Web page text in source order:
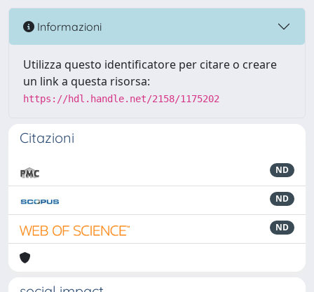
Informazioni
Utilizza questo identificatore per citare o creare
un link a questa risorsa:
https://hdl.handle.net/2158/1175202
Citazioni
ND
ND
ND